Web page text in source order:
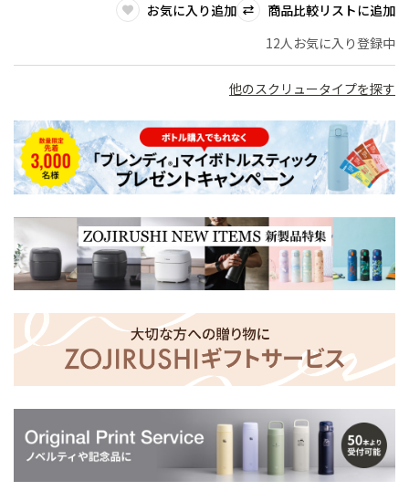
お気に入り追加
商品比較リストに追加
12人お気に入り登録中
他のスクリュータイプを探す